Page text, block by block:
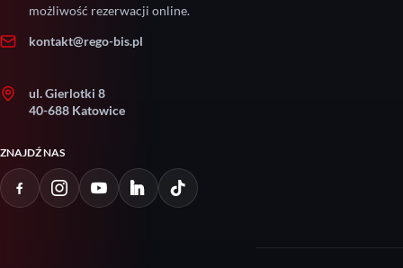
możliwość rezerwacji online.
kontakt@rego-bis.pl
ul. Gierlotki 8
40-688 Katowice
ZNAJDŹ NAS